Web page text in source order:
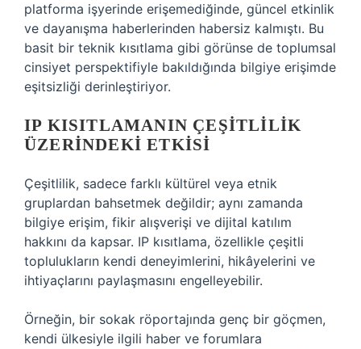
platforma işyerinde erişemediğinde, güncel etkinlik
ve dayanışma haberlerinden habersiz kalmıştı. Bu
basit bir teknik kısıtlama gibi görünse de toplumsal
cinsiyet perspektifiyle bakıldığında bilgiye erişimde
eşitsizliği derinleştiriyor.
IP KISITLAMANIN ÇEŞITLILIK
ÜZERINDEKI ETKISI
Çeşitlilik, sadece farklı kültürel veya etnik
gruplardan bahsetmek değildir; aynı zamanda
bilgiye erişim, fikir alışverişi ve dijital katılım
hakkını da kapsar. IP kısıtlama, özellikle çeşitli
toplulukların kendi deneyimlerini, hikâyelerini ve
ihtiyaçlarını paylaşmasını engelleyebilir.
Örneğin, bir sokak röportajında genç bir göçmen,
kendi ülkesiyle ilgili haber ve forumlara